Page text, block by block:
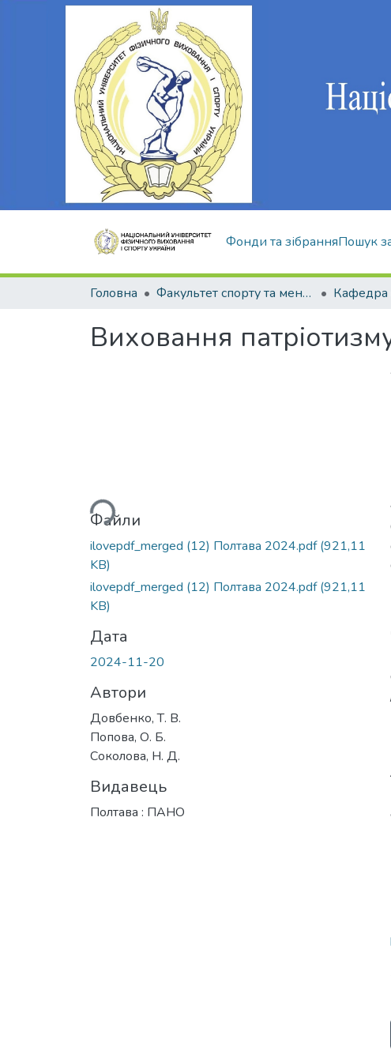
Фонди та зібранняПошук
Головна Факультет спорту та менеджменту
Виховання
Вантажиться...
Файли
ilovepdf_merged (12) Полтава 2024.pdf(921,11
KB)
ilovepdf_merged (12) Полтава 2024.pdf(921,11
KB)
Дата
2024-11-20
Автори
Довбенко, Т. В.
Попова, О. Б.
Соколова, Н. Д.
Видавець
Полтава : ПАНО